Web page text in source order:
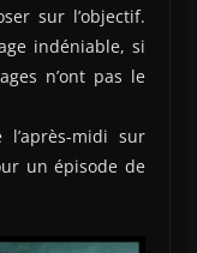
sur l’objectif.
indéniable, si
n’ont pas le
l’après-midi sur
un épisode de